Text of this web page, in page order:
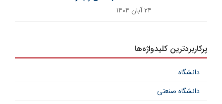
۲۴ آبان ۱۴۰۴
پرکاربردترین کلیدواژه‌ها
دانشگاه
دانشگاه صنعتی